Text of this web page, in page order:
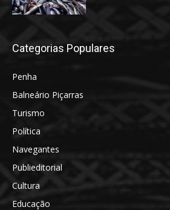
Categorias Populares
Penha
Balneário Piçarras
Turismo
Política
Navegantes
Publieditorial
Cultura
Educação